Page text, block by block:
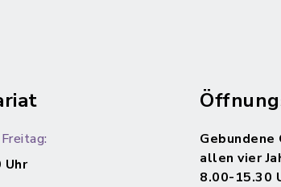
Uhr
allen vier
8.00-15.30